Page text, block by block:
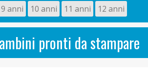
9 anni 10 anni 11 anni 12 anni
pronti da stampare